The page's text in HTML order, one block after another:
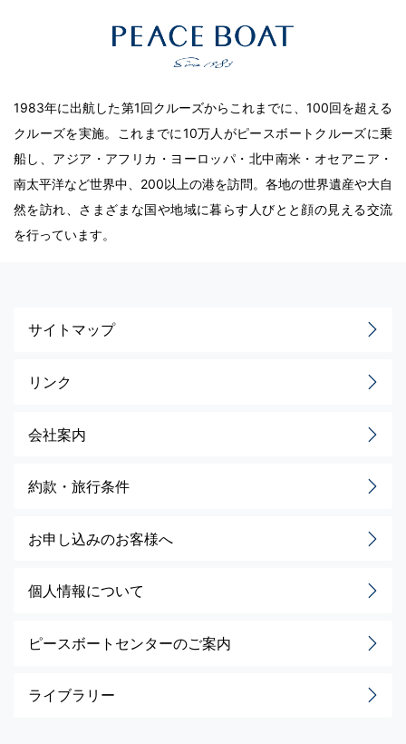
1983年に出航した第1回クルーズからこれまでに、100回を超える
クルーズを実施。これまでに10万人がピースボートクルーズに乗
船し、アジア・アフリカ・ヨーロッパ・北中南米・オセアニア・
南太平洋など世界中、200以上の港を訪問。各地の世界遺産や大自
然を訪れ、さまざまな国や地域に暮らす人びとと顔の見える交流
を行っています。
サイトマップ
リンク
会社案内
約款・旅行条件
お申し込みのお客様へ
個人情報について
ピースボートセンターのご案内
ライブラリー